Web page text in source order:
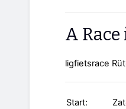
A
ligfietsrace
Start: